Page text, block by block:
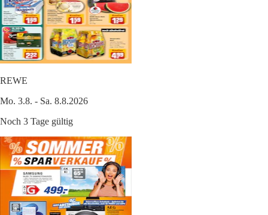
REWE
Mo. 3.8. - Sa. 8.8.2026
Noch 3 Tage gültig